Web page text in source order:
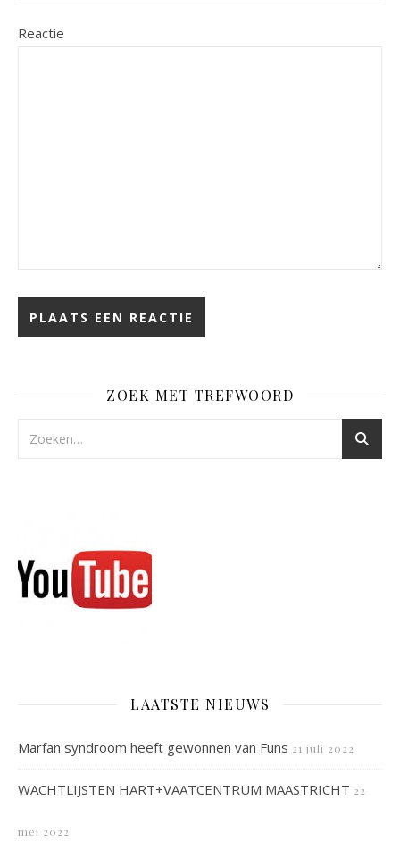
Reactie
ZOEK MET TREFWOORD
LAATSTE NIEUWS
Marfan syndroom heeft gewonnen van Funs 21 juli 2022
WACHTLIJSTEN HART+VAATCENTRUM MAASTRICHT 22
mei 2022